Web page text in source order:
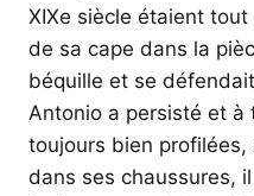
XIXe siècle étaient
de sa cape dans la
béquille et se
Antonio a persisté et à
toujours bien
dans ses chaussures,